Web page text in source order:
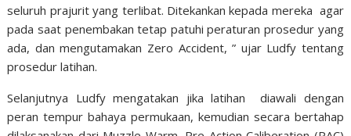
seluruh prajurit yang terlibat. Ditekankan kepada mereka agar
pada saat penembakan tetap patuhi peraturan prosedur yang
ada, dan mengutamakan Zero Accident, ” ujar Ludfy tentang
prosedur latihan.
Selanjutnya Ludfy mengatakan jika latihan diawali dengan
peran tempur bahaya permukaan, kemudian secara bertahap